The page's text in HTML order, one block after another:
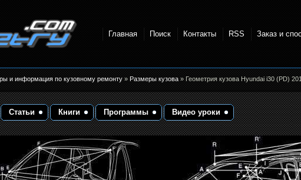
кузова
Главная Поиск Контакты RSS Заказ и
и информация по кузовному ремонту»Размеры кузова» Геометрия кузова Hyundai i30 (PD)
Статьи Книги Программы Видео уроки